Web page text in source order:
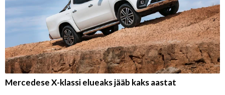
Mercedese X-klassi elueaks jääb kaks aastat